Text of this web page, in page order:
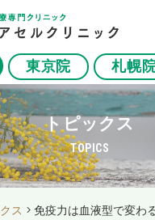
東京院 札幌
トピックス
TOPICS
ス 免疫力は血液型で変わ